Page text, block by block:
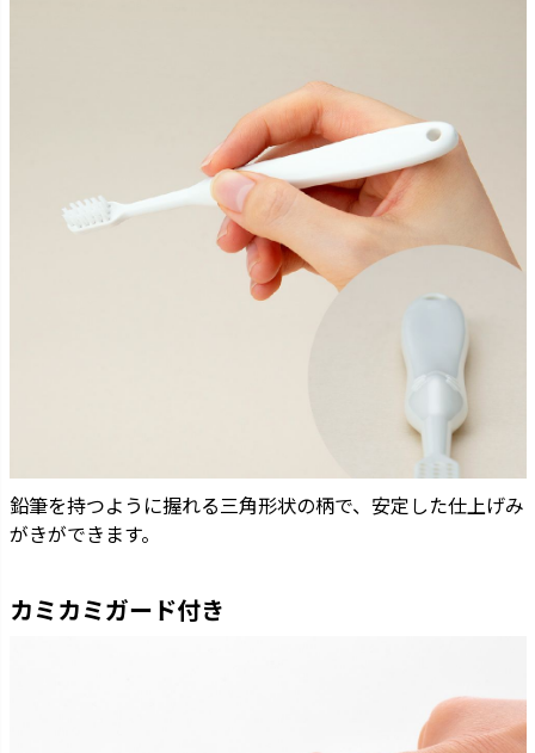
鉛筆を持つように握れる三角形状の柄で、安定した仕上げみ
がきができます。
カミカミガード付き